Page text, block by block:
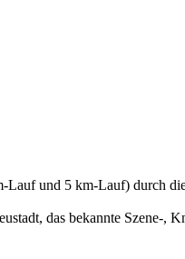
und 5 km-Lauf) durch
das bekannte Szene-,